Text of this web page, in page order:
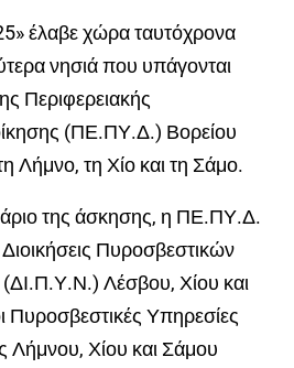
έλαβε χώρα ταυτόχρονα
νησιά που υπάγονται
Περιφερειακής
(ΠΕ.ΠΥ.Δ.) Βορείου
Λήμνο, τη Χίο και τη Σάμο.
της άσκησης, η ΠΕ.ΠΥ.Δ.
Διοικήσεις Πυροσβεστικών
Λέσβου, Χίου και
Πυροσβεστικές Υπηρεσίες
Λήμνου, Χίου και Σάμου